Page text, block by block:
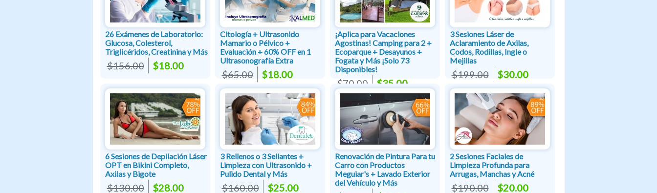
26 Exámenes de Laboratorio:
Glucosa, Colesterol,
Triglicéridos, Creatinina y Más
$156.00 $18.00
Citología + Ultrasonido
Mamario o Pélvico +
Evaluación + 60% OFF en 1
Ultrasonografía Extra
$65.00 $18.00
¡Aplica para Vacaciones
Agostinas! Camping para 2 +
Ecoparque + Desayunos +
Fogata y Más ¡Solo 73
Disponibles!
$70.00 $35.00
3 Sesiones Láser de
Aclaramiento de Axilas,
Codos, Rodillas, Ingle o
Mejillas
$199.00 $30.00
6 Sesiones de Depilación Láser
OPT en Bikini Completo,
Axilas y Bigote
$130.00 $28.00
3 Rellenos o 3 Sellantes +
Limpieza con Ultrasonido +
Pulido Dental y Más
$160.00 $25.00
Renovación de Pintura Para tu
Carro con Productos
Meguiar's + Lavado Exterior
del Vehículo y Más
2 Sesiones Faciales de
Limpieza Profunda para
Arrugas, Manchas y Acné
$190.00 $20.00